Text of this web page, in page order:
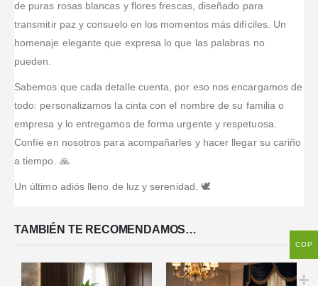
de puras rosas blancas y flores frescas, diseñado para
transmitir paz y consuelo en los momentos más difíciles. Un
homenaje elegante que expresa lo que las palabras no
pueden.
Sabemos que cada detalle cuenta, por eso nos encargamos de
todo: personalizamos la cinta con el nombre de su familia o
empresa y lo entregamos de forma urgente y respetuosa.
Confíe en nosotros para acompañarles y hacer llegar su cariño
a tiempo. 🙏
Un último adiós lleno de luz y serenidad. 🕊️
TAMBIÉN TE RECOMENDAMOS…
COP